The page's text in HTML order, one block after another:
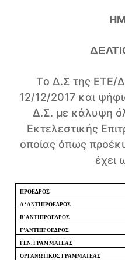
Tο Δ.Σ της ΕΤΕ/
12/12/2017 και
Δ.Σ. με κάλυψη
Εκτελεστικής
οποίας όπως
έχει
ΠΡΟΕΔΡΟΣ
Α ‘ ΑΝΤΙΠΡΟΕΔΡΟΣ
Β΄ ΑΝΤΙΠΡΟΕΔΡΟΣ
Γ’ ΑΝΤΙΠΡΟΕΔΡΟΣ
ΓΕΝ. ΓΡΑΜΜΑΤΕΑΣ
ΟΡΓΑΝΩΤΙΚΟΣ ΓΡΑΜΜΑΤΕΑΣ